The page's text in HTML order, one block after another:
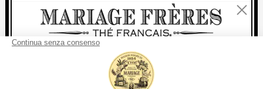
Chiudi
Benvenuti
Per ogni acquisto, laconsegna